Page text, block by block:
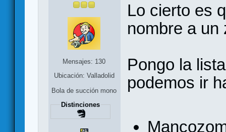
Mensajes: 130
Ubicación: Valladolid
Bola de succión mono
Distinciones
Lo cierto es
nombre a
Pongo la
podemos ir